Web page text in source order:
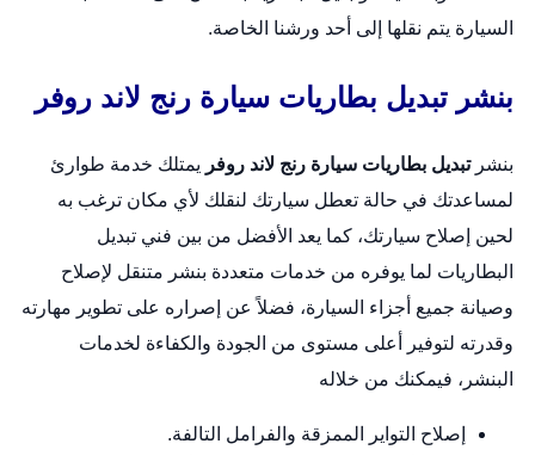
السيارة يتم نقلها إلى أحد ورشنا الخاصة.
بنشر تبديل بطاريات سيارة رنج لاند روفر
بنشرتبديل بطاريات سيارة رنج لاند روفر يمتلك خدمة طوارئ
لمساعدتك في حالة تعطل سيارتك لنقلك لأي مكان ترغب به
لحين إصلاح سيارتك، كما يعد الأفضل من بين فني تبديل
البطاريات لما يوفره من خدمات متعددة بنشر متنقل لإصلاح
وصيانة جميع أجزاء السيارة، فضلاً عن إصراره على تطوير مهارته
وقدرته لتوفير أعلى مستوى من الجودة والكفاءة لخدمات
البنشر، فيمكنك من خلاله
إصلاح التواير الممزقة والفرامل التالفة.